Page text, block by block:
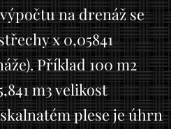
na drenáž se
x 0,05841
Příklad 100 m2
m3 velikost
plese je úhrn